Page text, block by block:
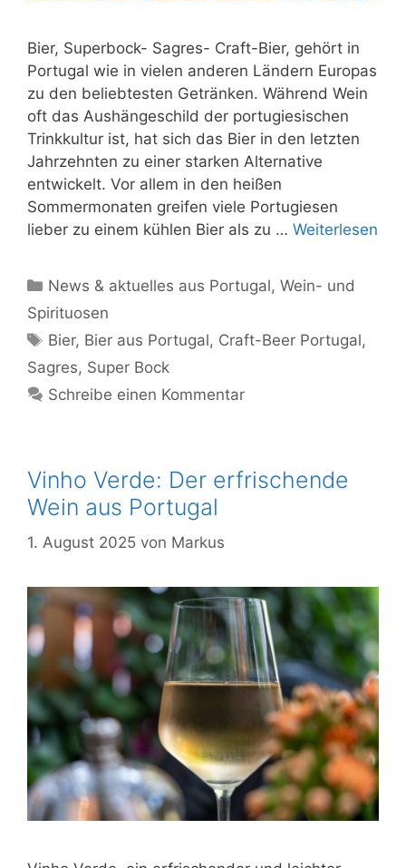
Bier, Superbock- Sagres- Craft-Bier, gehört in
Portugal wie in vielen anderen Ländern Europas
zu den beliebtesten Getränken. Während Wein
oft das Aushängeschild der portugiesischen
Trinkkultur ist, hat sich das Bier in den letzten
Jahrzehnten zu einer starken Alternative
entwickelt. Vor allem in den heißen
Sommermonaten greifen viele Portugiesen
lieber zu einem kühlen Bier als zu … Weiterlesen
Kategorien
News & aktuelles aus Portugal,Wein- und
Spirituosen
Schlagwörter
Bier, Bier aus Portugal, Craft-Beer Portugal,
Sagres, Super Bock
Schreibe einen Kommentar
Vinho Verde: Der erfrischende
Wein aus Portugal
1. August 2025 von Markus